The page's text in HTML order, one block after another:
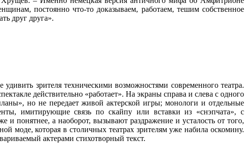
постоянно что-то доказываем, работаем, тешим собственное
друг друга».
зрителя техническими возможностями современного театра.
действительно «работает». На экраны справа и слева с одного
но не передает живой актерской игры; монологи и отдельные
имитирующие связь по скайпу или вставки из «снэпчата», с
понятнее, а наоборот, вызывают раздражение и усталость от того,
моде, которая в столичных театрах зрителям уже набила оскомину.
актерами стихотворный текст.